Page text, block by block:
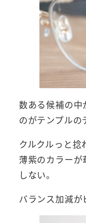
数ある候補の
のがテンプルの
クルクルっと
薄紫のカラー
しない。
バランス加減が